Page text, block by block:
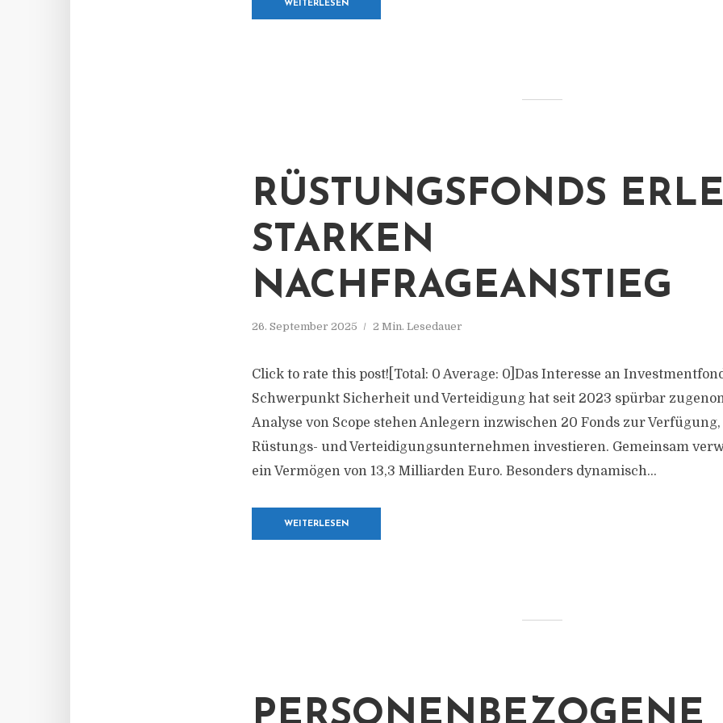
WEITERLESEN
RÜSTUNGSFONDS
STARKEN
NACHFRAGEANSTIEG
26. September 2025 2 Min. Lesedauer
Click to rate this post![Total: 0 Average: 0]Das Interesse an
Schwerpunkt Sicherheit und Verteidigung hat seit 2023 spürbar
Analyse von Scope stehen Anlegern inzwischen 20 Fonds zur
Rüstungs- und Verteidigungsunternehmen investieren. Gemeinsam
ein Vermögen von 13,3 Milliarden Euro. Besonders dynamisch...
WEITERLESEN